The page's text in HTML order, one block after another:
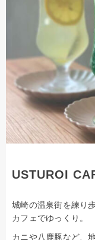
USTUROI
城崎の温泉街を練り
カフェでゆっくり。
カニや八鹿豚など、